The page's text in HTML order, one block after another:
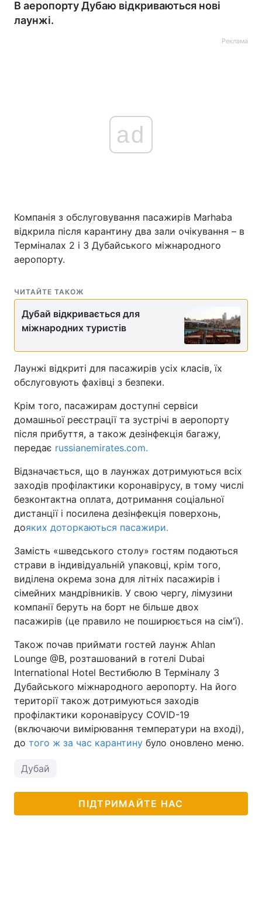
В аеропорту Дубаю відкриваються нові
лаунжі.
Реклама
ad
Компанія з обслуговування пасажирів Marhaba
відкрила після карантину два зали очікування – в
Терміналах 2 і 3 Дубайського міжнародного
аеропорту.
ЧИТАЙТЕ ТАКОЖ
Дубай відкривається для
міжнародних туристів
Лаунжі відкриті для пасажирів усіх класів, їх
обслуговують фахівці з безпеки.
Крім того, пасажирам доступні сервіси
домашньої реєстрації та зустрічі в аеропорту
після прибуття, а також дезінфекція багажу,
передає russianemirates.com.
Відзначається, що в лаунжах дотримуються всіх
заходів профілактики коронавірусу, в тому числі
безконтактна оплата, дотримання соціальної
дистанції і посилена дезінфекція поверхонь,
дояких доторкаються пасажири.
Замість «шведського столу» гостям подаються
страви в індивідуальній упаковці, крім того,
виділена окрема зона для літніх пасажирів і
сімейних мандрівників. У свою чергу, лімузини
компанії беруть на борт не більше двох
пасажирів (це правило не поширюється на сім'ї).
Також почав приймати гостей лаунж Ahlan
Lounge @B, розташований в готелі Dubai
International Hotel Вестибюлю В Терміналу 3
Дубайського міжнародного аеропорту. На його
території також дотримуються заходів
профілактики коронавірусу COVID-19
(включаючи вимірювання температури на вході),
до того ж за час карантину було оновлено меню.
Дубай
ПІДТРИМАЙТЕ НАС